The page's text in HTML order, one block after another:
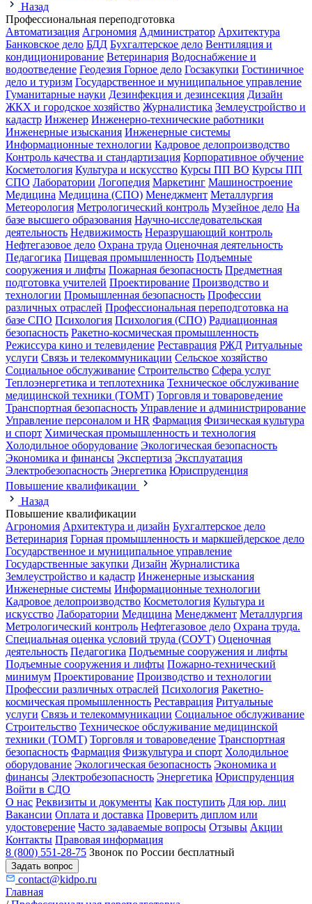
Назад
Профессиональная переподготовка
Автоматизация Агрономия Администратор Архитектура
Банковское дело БДД Бухгалтерское дело Вентиляция и
кондиционирование Ветеринария Водоснабжение и
водоотведение Геодезия Горное дело Госзакупки Гостиничное
дело и туризм Государственное и муниципальное управление
Гуманитарные науки Дезинфекция и дезинсекция Дизайн
ЖКХ и городское хозяйство Журналистика Землеустройство и
кадастр Инженер Инженерно-технические работники
Инженерные изыскания Инженерные системы
Информационные технологии Кадровое делопроизводство
Контроль качества и стандартизация Корпоративное обучение
Косметология Культура и искусство Курсы ПП ВО Курсы ПП
СПО Лаборатории Логопедия Маркетинг Машиностроение
Медицина Медицина (СПО) Менеджмент Металлургия
Метеорология Метрологический контроль Музейное дело На
базе высшего образования Научно-исследовательская
деятельность Недвижимость Неразрушающий контроль
Нефтегазовое дело Охрана труда Оценочная деятельность
Педагогика Пищевая промышленность Подъемные
сооружения и лифты Пожарная безопасность Предметная
подготовка учителей Проектирование Производство и
технологии Промышленная безопасность Профессии
различных отраслей Профессиональная переподготовка на
базе СПО Психология Психология (СПО) Радиационная
безопасность Ракетно-космическая промышленность
Режиссура кино и телевидение Реставрация РЖД Ритуальные
услуги Связь и телекоммуникации Сельское хозяйство
Социальное обслуживание Строительство Сфера услуг
Теплоэнергетика и теплотехника Техническое обслуживание
медицинской техники (ТОМТ) Торговля и товароведение
Транспортная безопасность Управление и администрирование
Управление персоналом и HR Фармация Физическая культура
и спорт Химическая промышленность и технология
Холодильное оборудование Экологическая безопасность
Экономика и финансы Экспертиза Эксплуатация
Электробезопасность Энергетика Юриспруденция
Повышение квалификации
Назад
Повышение квалификации
Агрономия Архитектура и дизайн Бухгалтерское дело
Ветеринария Горная промышленность и маркшейдерское дело
Государственное и муниципальное управление
Государственные закупки Дизайн Журналистика
Землеустройство и кадастр Инженерные изыскания
Инженерные системы Информационные технологии
Кадровое делопроизводство Косметология Культура и
искусство Лаборатории Медицина Менеджмент Металлургия
Метрологический контроль Нефтегазовое дело Охрана труда.
Специальная оценка условий труда (СОУТ) Оценочная
деятельность Педагогика Подъемные сооружения и лифты
Подъемные сооружения и лифты Пожарно-технический
минимум Проектирование Производство и технологии
Профессии различных отраслей Психология Ракетно-
космическая промышленность Реставрация Ритуальные
услуги Связь и телекоммуникации Социальное обслуживание
Строительство Техническое обслуживание медицинской
техники (ТОМТ) Торговля и товароведение Транспортная
безопасность Фармация Физкультура и спорт Холодильное
оборудование Экологическая безопасность Экономика и
финансы Электробезопасность Энергетика Юриспруденция
Войти в СДО
О нас Реквизиты и документы Как поступить Для юр. лиц
Вакансии Оплата и доставка Проверить диплом или
удостоверение Часто задаваемые вопросы Отзывы Акции
Контакты Правовая информация
8 (800) 551-28-75 Звонок по России бесплатный
Задать вопрос
contact@kidpo.ru
Главная